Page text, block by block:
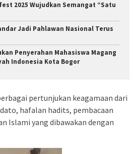
2025 Wujudkan Semangat “Satu
Jadi Pahlawan Nasional Terus
Penyerahan Mahasiswa Magang
Indonesia Kota Bogor
pertunjukan keagamaan dari
hafalan hadits, pembacaan
Islami yang dibawakan dengan